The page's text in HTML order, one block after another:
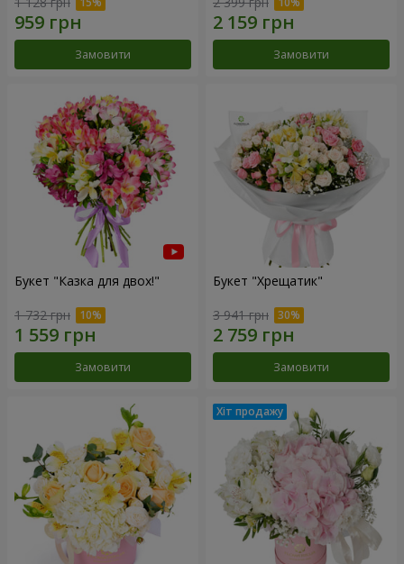
Замовити Замовити
Букет "Казка для двох!"
1 732 грн
Замовити
Букет "Хрещатик"
3 941 грн
Замовити